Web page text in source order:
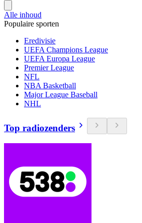
Alle inhoud
Populaire sporten
Eredivisie
UEFA Champions League
UEFA Europa League
Premier League
NFL
NBA Basketball
Major League Baseball
NHL
Top radiozenders